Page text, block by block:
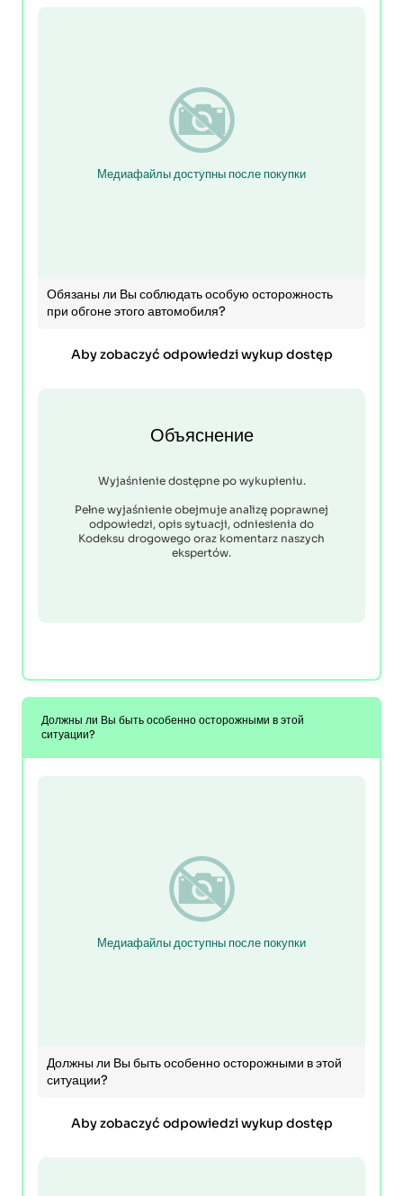
Медиафайлы доступны после покупки
Обязаны ли Вы соблюдать особую осторожность
при обгоне этого автомобиля?
Aby zobaczyć odpowiedzi wykup dostęp
Объяснение
Wyjaśnienie dostępne po wykupieniu.
Pełne wyjaśnienie obejmuje analizę poprawnej
odpowiedzi, opis sytuacji, odniesienia do
Kodeksu drogowego oraz komentarz naszych
ekspertów.
Должны ли Вы быть особенно осторожными в этой
ситуации?
Медиафайлы доступны после покупки
Должны ли Вы быть особенно осторожными в этой
ситуации?
Aby zobaczyć odpowiedzi wykup dostęp